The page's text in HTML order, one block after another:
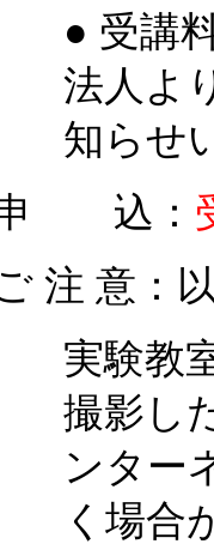
● 受講
法人よ
知らせ
込：
注 意：
実験教
撮影し
ンター
く場合